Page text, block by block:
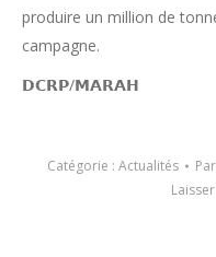
produire un million de
campagne.
𝗗𝗖𝗥𝗣/𝗠𝗔𝗥𝗔𝗛
Catégorie : Actualités Par